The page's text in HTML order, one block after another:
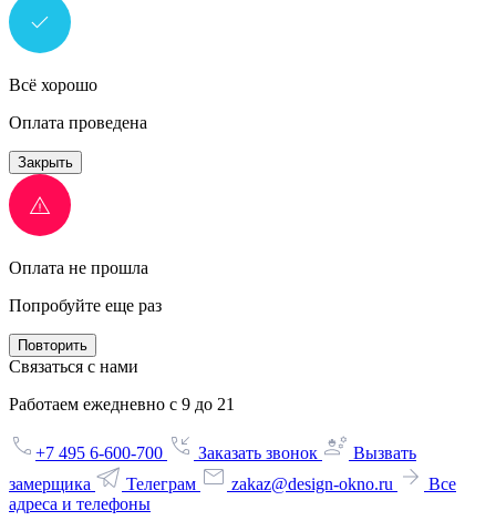
Всё хорошо
Оплата проведена
Закрыть
Оплата не прошла
Попробуйте еще раз
Повторить
Связаться с нами
Работаем ежедневно с 9 до 21
+7 495 6-600-700 Заказать звонок
Вызвать
замерщика
Телеграм zakaz@design-okno.ru
Все
адреса и телефоны